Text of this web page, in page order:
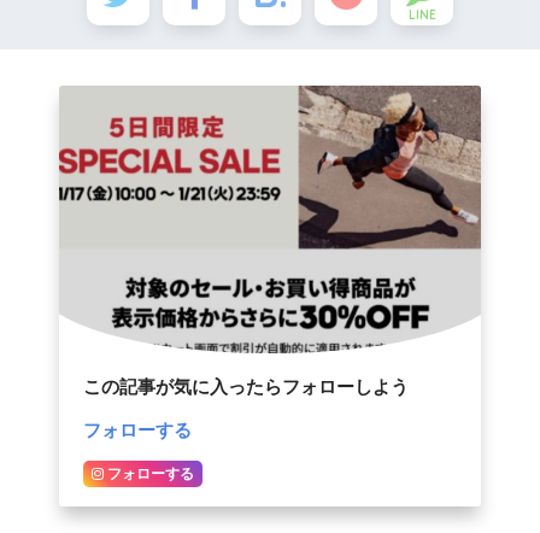
LINE
この記事が気に入ったらフォローしよう
フォローする
フォローする